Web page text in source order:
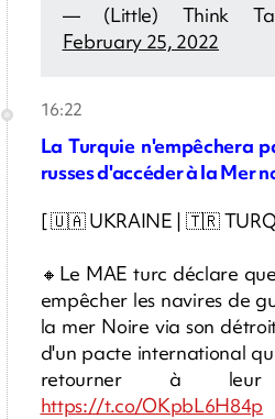
— (Little) Think
February 25, 2022
16:22
La Turquie n'empêchera
russes d'accéder à la Mer
[ 🇺🇦 UKRAINE | 🇹🇷
🔸Le MAE turc déclare
empêcher les navires de
la mer Noire via son
d'un pacte international
retourner à leur
https://t.co/OKpbL6H84p